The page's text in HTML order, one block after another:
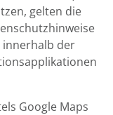
gelten die
innerhalb der
Google Maps